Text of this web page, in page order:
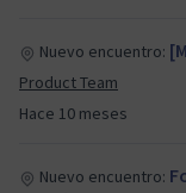
Hace 10 meses
Nuevo encuentro:
Product Team
Nuevo encuentro: